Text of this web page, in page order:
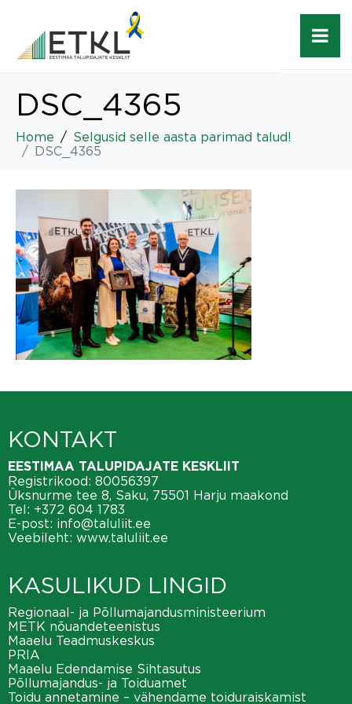
DSC_4365
Home
Selgusid selle aasta parimad talud!
DSC_4365
KONTAKT
EESTIMAA TALUPIDAJATE KESKLIIT
Registrikood: 80056397
Üksnurme tee 8, Saku, 75501 Harju maakond
Tel: +372 604 1783
E-post: info@taluliit.ee
Veebileht: www.taluliit.ee
KASULIKUD LINGID
Regionaal- ja Põllumajandusministeerium
METK nõuandeteenistus
Maaelu Teadmuskeskus
PRIA
Maaelu Edendamise Sihtasutus
Põllumajandus- ja Toiduamet
Toidu annetamine – vähendame toiduraiskamist